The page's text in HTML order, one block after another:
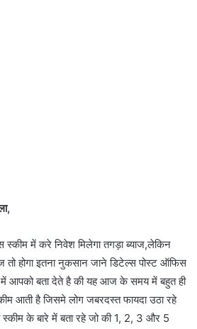
में करे निवेश मिलेगा तगड़ा ब्याज,लेकिन
तो होगा इतना नुकसान जाने डिटेल्स पोस्ट ऑफिस
आपको बता देते है की यह आज के समय में बहुत ही
आती है जिसमे लोग जबरदस्त फायदा उठा रहे
स्कीम के बारे में बता रहे जो की 1, 2, 3 और 5